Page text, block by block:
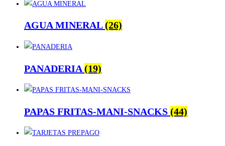
AGUA MINERAL(26)
PANADERIA(19)
PAPAS FRITAS-MANI-SNACKS (44)